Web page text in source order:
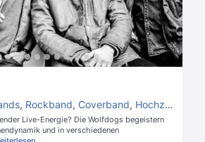
, Rockband, Coverband, Hochzeitsband
Live-Energie? Die Wolfdogs begeistern
und in verschiedenen